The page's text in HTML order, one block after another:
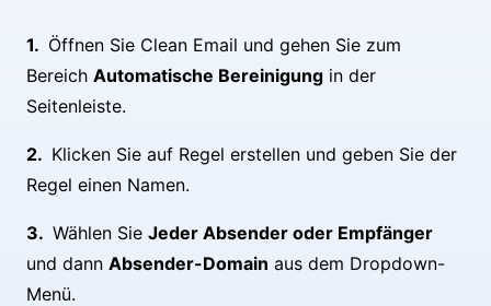
Öffnen Sie Clean Email und gehen Sie zum
Bereich Automatische Bereinigung in der
Seitenleiste.
Klicken Sie auf Regel erstellen und geben Sie der
Regel einen Namen.
Wählen Sie Jeder Absender oder Empfänger
und dann Absender-Domain aus dem Dropdown-
Menü.